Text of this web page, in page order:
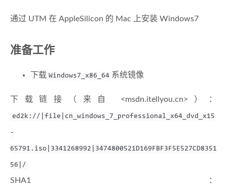
通过 UTM 在 AppleSilicon 的 Mac 上安装 Windows7
准备工作
下载 Windows7_x86_64 系统镜像
下载链接（来自 <msdn.itellyou.cn>）：
ed2k://|file|cn_windows_7_professional_x64_dvd_x15
-
65791.iso|3341268992|3474800521D169FBF3F5E527CD8351
56|/
SHA1：